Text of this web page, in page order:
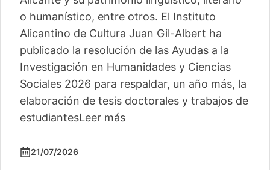
o humanístico, entre otros. El Instituto
Alicantino de Cultura Juan Gil-Albert ha
publicado la resolución de las Ayudas a la
Investigación en Humanidades y Ciencias
Sociales 2026 para respaldar, un año más, la
elaboración de tesis doctorales y trabajos de
estudiantesLeer más
21/07/2026